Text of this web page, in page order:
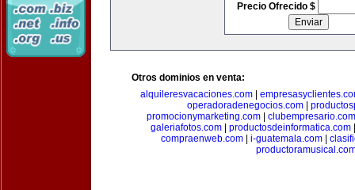
Precio Ofrecido $
Otros dominios en venta:
alquileresvacaciones.com|
operadoradenegocios.com|
promocionymarketing.com| clubempresario.com
galeriafotos.com
productosdeinformatica.com
compraenweb.com| i-guatemala.com|